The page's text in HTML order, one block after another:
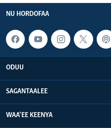
NU HORDOFAA
ODUU
SAGANTAALEE
WAA’EE KEENYA